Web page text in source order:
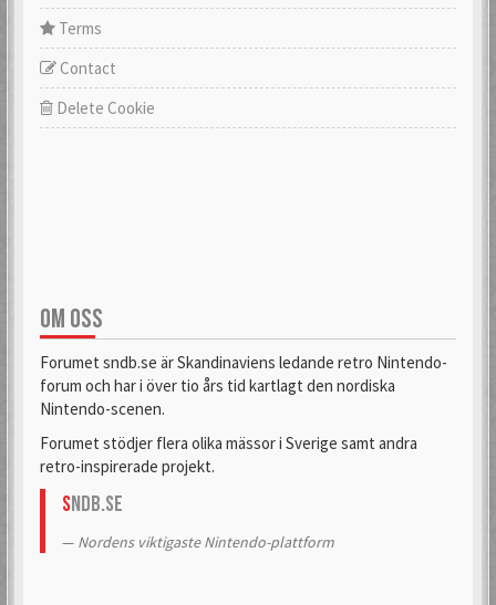
Terms
Contact
Delete Cookie
OM OSS
Forumet sndb.se är Skandinaviens ledande retro Nintendo-
forum och har i över tio års tid kartlagt den nordiska
Nintendo-scenen.
Forumet stödjer flera olika mässor i Sverige samt andra
retro-inspirerade projekt.
SNDB.se
Nordens viktigaste Nintendo-plattform